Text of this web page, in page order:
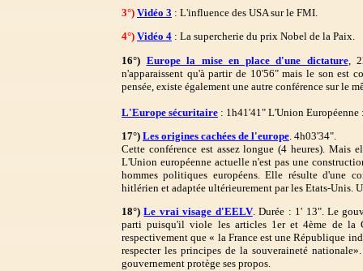
3°) Vidéo 3 : L'influence des USA sur le FMI.
4°) Vidéo 4 : La supercherie du prix Nobel de la Paix.
16°) Europe la mise en place d'une dictature,
n'apparaissent qu'à partir de 10'56" mais le son est
pensée, existe également une autre conférence sur le
L'Europe sécuritaire : 1h41'41" L'Union
17°) Les origines cachées de l'europe. 4h03'34".
Cette conférence est assez longue (4 heures). Mais
L'Union européenne actuelle n'est pas une
hommes politiques européens. Elle résulte d'une
hitlérien et adaptée ultérieurement par les Etats-Unis.
18°) Le vrai visage d'EELV. Durée : 1' 13". Le
parti puisqu'il viole les articles 1er et 4ème de la
respectivement que « la France est une République
respecter les principes de la souveraineté
gouvernement protège ses propos.